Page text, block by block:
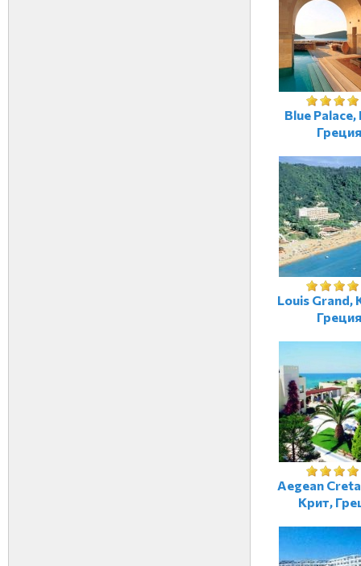
Blue Palace,
Греция
Louis Grand,
Греция
Aegean
Крит,